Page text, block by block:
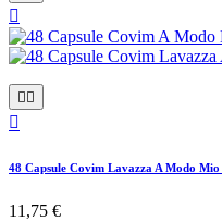

 

48 Capsule Covim Lavazza A Modo
11,75 €